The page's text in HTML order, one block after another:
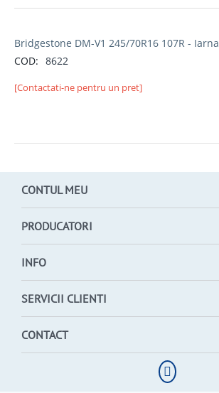
Bridgestone DM-V1 245/70R16 107R - Iarna
COD: 8622
[Contactati-ne pentru un pret]
CONTUL MEU
PRODUCATORI
INFO
SERVICII CLIENTI
CONTACT